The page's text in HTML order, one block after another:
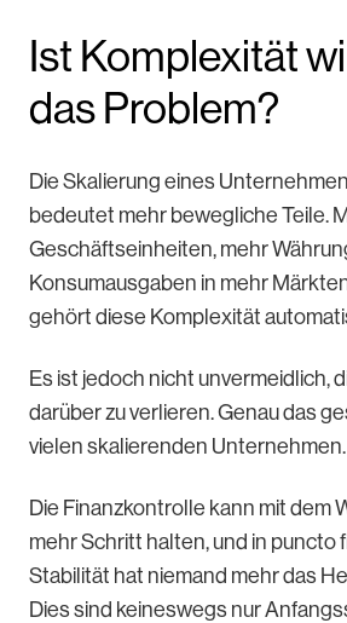
Ist Komplexität
das Problem?
Die Skalierung eines
bedeutet mehr bewegliche Teile.
Geschäftseinheiten, mehr
Konsumausgaben in mehr
gehört diese Komplexität
Es ist jedoch nicht unvermeidlich,
darüber zu verlieren. Genau das
vielen skalierenden Unternehmen.
Die Finanzkontrolle kann mit dem
mehr Schritt halten, und in puncto
Stabilität hat niemand mehr das
Dies sind keineswegs nur